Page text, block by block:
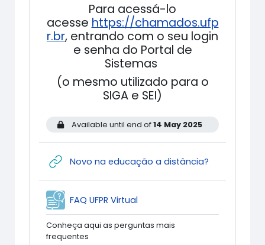
Para acessá-lo
acesse https://chamados.ufp
r.br, entrando com o seu login
e senha do Portal de
Sistemas
(o mesmo utilizado para o
SIGA e SEI)
Available until end of14 May 2025
Novo na educação a distância?
FAQ UFPR Virtual
Conheça aqui as perguntas mais
frequentes